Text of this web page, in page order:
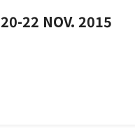
22 NOV. 2015